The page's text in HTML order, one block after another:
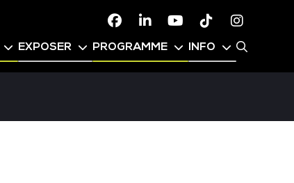
FacebookLinkedinYoutubeTikTok
EXPOSER PROGRAMME INFO